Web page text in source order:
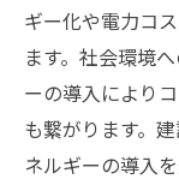
ギー化や電力コ
ます。社会環境
ーの導入により
も繋がります。
ネルギーの導入